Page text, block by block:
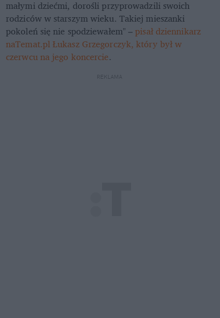
małymi dziećmi, dorośli przyprowadzili swoich
rodziców w starszym wieku. Takiej mieszanki
pokoleń się nie spodziewałem" – pisał dziennikarz
naTemat.pl Łukasz Grzegorczyk, który był w
czerwcu na jego koncercie.
REKLAMA